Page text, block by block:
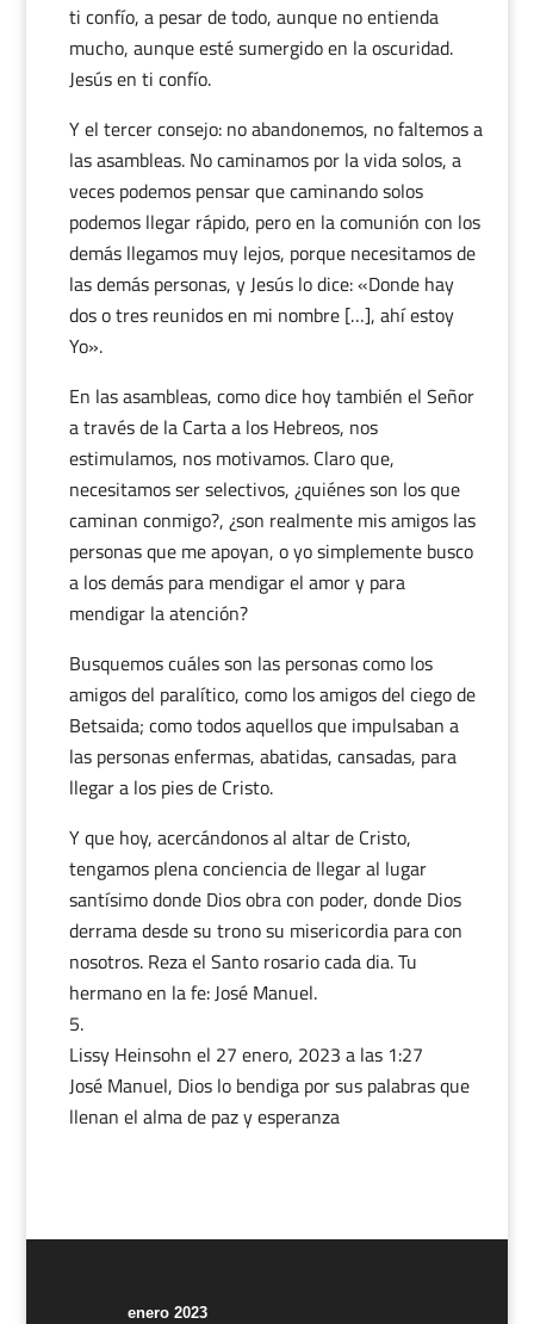
ti confío, a pesar de todo, aunque no entienda
mucho, aunque esté sumergido en la oscuridad.
Jesús en ti confío.
Y el tercer consejo: no abandonemos, no faltemos a
las asambleas. No caminamos por la vida solos, a
veces podemos pensar que caminando solos
podemos llegar rápido, pero en la comunión con los
demás llegamos muy lejos, porque necesitamos de
las demás personas, y Jesús lo dice: «Donde hay
dos o tres reunidos en mi nombre […], ahí estoy
Yo».
En las asambleas, como dice hoy también el Señor
a través de la Carta a los Hebreos, nos
estimulamos, nos motivamos. Claro que,
necesitamos ser selectivos, ¿quiénes son los que
caminan conmigo?, ¿son realmente mis amigos las
personas que me apoyan, o yo simplemente busco
a los demás para mendigar el amor y para
mendigar la atención?
Busquemos cuáles son las personas como los
amigos del paralítico, como los amigos del ciego de
Betsaida; como todos aquellos que impulsaban a
las personas enfermas, abatidas, cansadas, para
llegar a los pies de Cristo.
Y que hoy, acercándonos al altar de Cristo,
tengamos plena conciencia de llegar al lugar
santísimo donde Dios obra con poder, donde Dios
derrama desde su trono su misericordia para con
nosotros. Reza el Santo rosario cada dia. Tu
hermano en la fe: José Manuel.
Lissy Heinsohn el 27 enero, 2023 a las 1:27
José Manuel, Dios lo bendiga por sus palabras que
llenan el alma de paz y esperanza
enero 2023